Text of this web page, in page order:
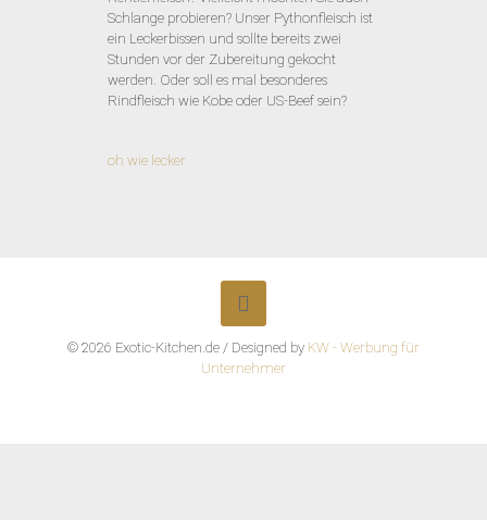
Schlange probieren? Unser Pythonfleisch ist
ein Leckerbissen und sollte bereits zwei
Stunden vor der Zubereitung gekocht
werden. Oder soll es mal besonderes
Rindfleisch wie Kobe oder US-Beef sein?
oh wie lecker
© 2026 Exotic-Kitchen.de / Designed by KW - Werbung für
Unternehmer